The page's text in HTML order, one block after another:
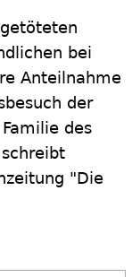
bei
Anteilnahme
der
des
"Die